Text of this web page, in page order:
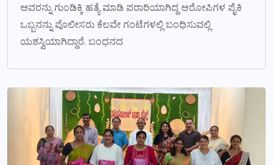
ಅವರನ್ನು ಗುಂಡಿಕ್ಕಿ ಹತ್ಯೆ ಮಾಡಿ ಪರಾರಿಯಾಗಿದ್ದ ಆರೋಪಿಗಳ ಪೈಕಿ
ಒಬ್ಬನನ್ನು ಪೊಲೀಸರು ಕೆಲವೇ ಗಂಟೆಗಳಲ್ಲಿ ಬಂಧಿಸುವಲ್ಲಿ
ಯಶಸ್ವಿಯಾಗಿದ್ದಾರೆ. ಬಂಧನದ